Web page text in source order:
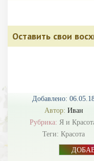
Добавлено:
Автор: Иван
Рубрика: Я и
Теги: Красота
Оставить свои